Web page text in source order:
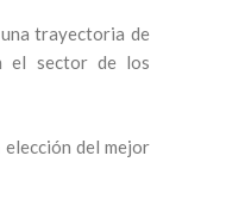
trayectoria de
el sector de los
del mejor